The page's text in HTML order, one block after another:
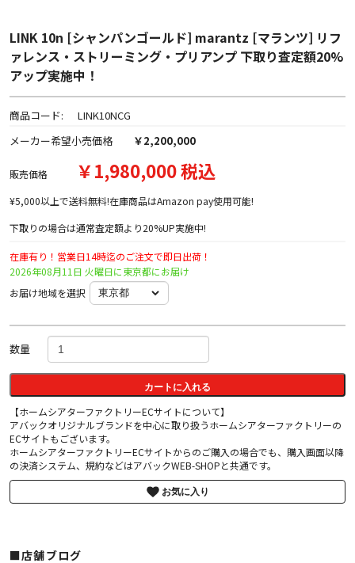
LINK 10n [シャンパンゴールド] marantz [マランツ] リフ
ァレンス・ストリーミング・プリアンプ 下取り査定額20%
アップ実施中！
商品コード:
LINK10NCG
メーカー希望小売価格
￥2,200,000
販売価格 ￥1,980,000 税込
¥5,000以上で送料無料!在庫商品はAmazon pay使用可能!
下取りの場合は通常査定額より20%UP実施中!
在庫有り！営業日14時迄のご注文で即日出荷！
2026年08月11日 火曜日に東京都にお届け
お届け地域を選択
数量
カートに入れる
【ホームシアターファクトリーECサイトについて】
アバックオリジナルブランドを中心に取り扱うホームシアターファクトリーの
ECサイトもございます。
ホームシアターファクトリーECサイトからのご購入の場合でも、購入画面以降
の決済システム、規約などはアバックWEB-SHOPと共通です。
お気に入り
■店舗ブログ